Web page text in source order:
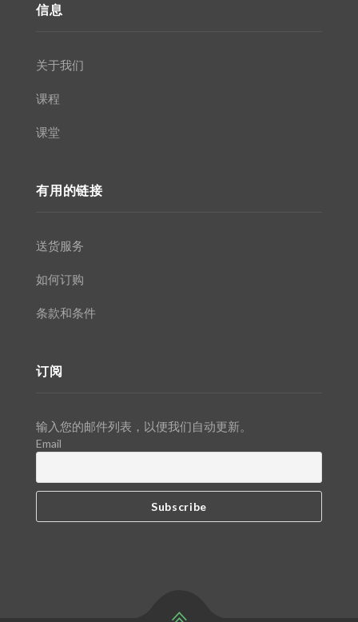
信息
关于我们
课程
课堂
有用的链接
送货服务
如何订购
条款和条件
订阅
输入您的邮件列表，以便我们自动更新。
Email